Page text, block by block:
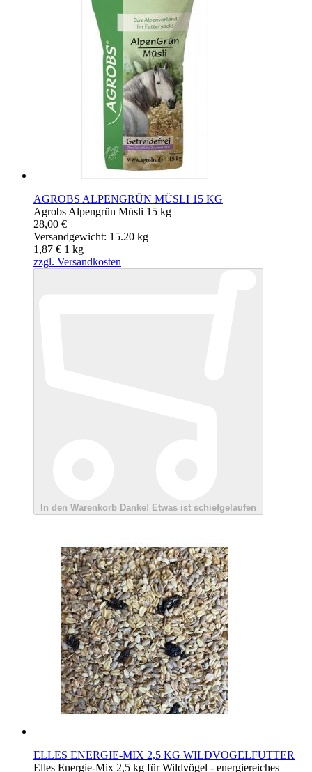
AGROBS ALPENGRÜN MÜSLI 15 KG
Agrobs Alpengrün Müsli 15 kg
28,00 €
Versandgewicht: 15.20 kg
1,87 € 1 kg
zzgl. Versandkosten
In den Warenkorb Danke! Etwas ist schiefgelaufen
ELLES ENERGIE-MIX 2,5 KG WILDVOGELFUTTER
Elles Energie-Mix 2,5 kg für Wildvögel - energiereiches